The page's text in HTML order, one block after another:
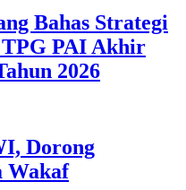
Bahas Strategi
TPG PAI Akhir
2026
Dorong
Wakaf